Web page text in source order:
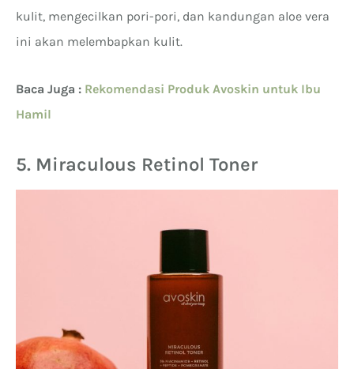
kulit, mengecilkan pori-pori, dan kandungan aloe vera
ini akan melembapkan kulit.
Baca Juga : Rekomendasi Produk Avoskin untuk Ibu
Hamil
5. Miraculous Retinol Toner